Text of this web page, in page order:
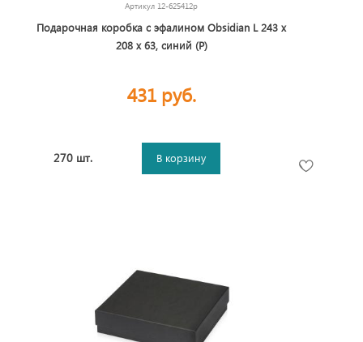
Артикул 12-625412p
Подарочная коробка с эфалином Obsidian L 243 х
208 х 63, синий (P)
431 руб.
270 шт. В корзину